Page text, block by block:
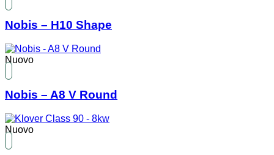
Nobis – H10 Shape
Nuovo
Nobis – A8 V Round
Nuovo